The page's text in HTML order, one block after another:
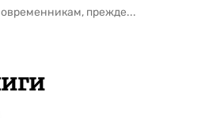
прежде...